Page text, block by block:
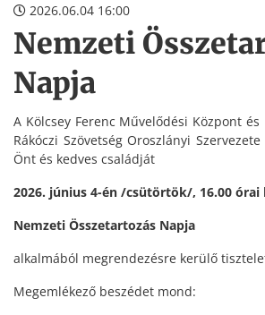
2026.06.04 16:00
Nemzeti
Napja
A Kölcsey Ferenc Művelődési Központ
Rákóczi Szövetség Oroszlányi
Önt és kedves családját
2026. június 4-én /csütörtök/, 16.00 órai
Nemzeti Összetartozás Napja
alkalmából megrendezésre kerülő
Megemlékező beszédet mond: